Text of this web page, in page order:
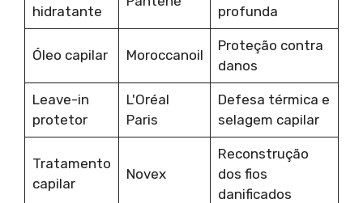
hidratante
profunda
Óleo capilar Moroccanoil
Proteção contra
danos
Leave-in
protetor
L'Oréal
Paris
Defesa térmica e
selagem capilar
Tratamento
capilar
Novex
Reconstrução
dos fios
danificados